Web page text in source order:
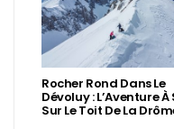
Rocher Rond Dans Le
Dévoluy : L’Aventure À
Sur Le Toit De La